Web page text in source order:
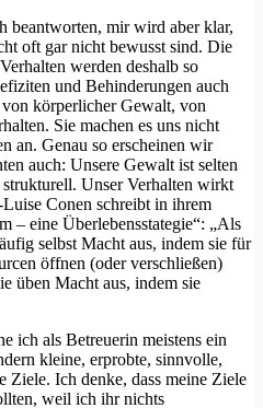
beantworten, mir wird aber klar,
oft gar nicht bewusst sind. Die
werden deshalb so
und Behinderungen auch
körperlicher Gewalt, von
Sie machen es uns nicht
an. Genau so erscheinen wir
auch: Unsere Gewalt ist selten
Unser Verhalten wirkt
Conen schreibt in ihrem
– eine Überlebensstategie“: „Als
selbst Macht aus, indem sie für
öffnen (oder verschließen)
üben Macht aus, indem sie
ich als Betreuerin meistens ein
kleine, erprobte, sinnvolle,
Ziele. Ich denke, dass meine Ziele
weil ich ihr nichts